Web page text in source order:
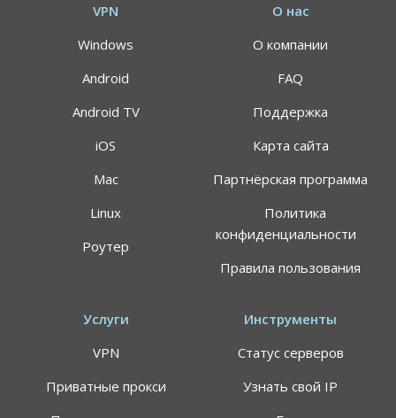
СКИДКИ 64%
Воспользуйтесь специальным предложением
191.8$ 59.99$
Цена указана за план подписки 24 месяца, может
применяться НДС
VPN
Windows
Android
Android TV
iOS
Mac
Linux
Роутер
О нас
О компании
FAQ
Поддержка
Карта сайта
Партнёрская программа
Политика
конфиденциальности
Правила пользования
Услуги
VPN
Приватные прокси
Инструменты
Статус серверов
Узнать свой IP